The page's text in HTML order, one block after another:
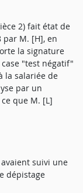
2) fait état de
par M. [H], en
la signature
"test négatif"
la salariée de
par un
que M. [L]
suivi une
dépistage